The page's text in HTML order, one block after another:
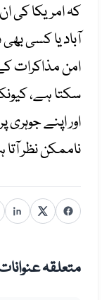
کہ امریکا کی
آباد یا کسی
امن مذاکرات
سکتا ہے،
اور اپنے جوہری
ناممکن نظر
متعلقہ